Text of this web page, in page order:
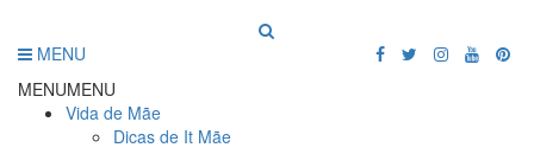
MENU
MENUMENU
Vida de Mãe
Dicas de It Mãe